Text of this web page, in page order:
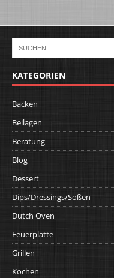
KATEGORIEN
Backen
Beilagen
Beratung
Blog
Dessert
Dips/Dressings/Soßen
Dutch Oven
Feuerplatte
Grillen
Kochen